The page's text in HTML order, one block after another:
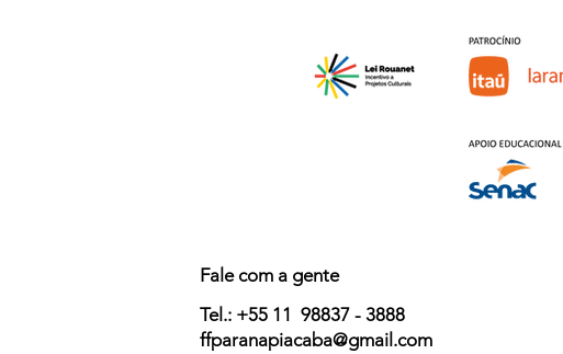
Fale com a gente
Tel.: +55 11 98837 - 3888
ffparanapiacaba@gmail.com